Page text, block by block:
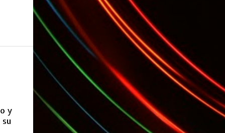
y
renombre internacional? Necesitas dinero ?
Sabes cuáles estaciones tienen cajeros
automáticos? Necesitas conocer las
estaciones que disponen de ascensores o
escaleras mecánicas? Y los horarios de los
trenes ? Cada línea tiene los suyos… podes
saber cuándo abre y a qué hora cierra cada
una de e...